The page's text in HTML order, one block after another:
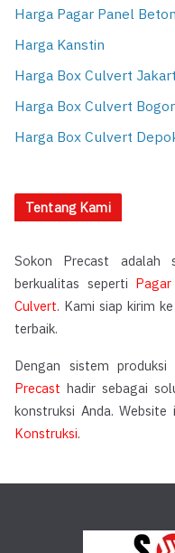
Harga Pagar Panel
Harga Kanstin
Harga Box Culvert
Harga Box Culvert Bogor
Harga Box Culvert
Tentang Kami
Sokon Precast adalah
berkualitas seperti
Culvert. Kami siap kirim
terbaik.
Dengan sistem
Precast hadir sebagai
konstruksi Anda.
Konstruksi.